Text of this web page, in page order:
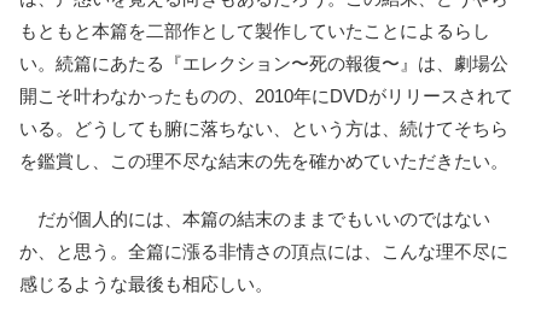
もともと本篇を二部作として製作していたことによるらし
い。続篇にあたる『エレクション〜死の報復〜』は、劇場公
開こそ叶わなかったものの、2010年にDVDがリリースされて
いる。どうしても腑に落ちない、という方は、続けてそちら
を鑑賞し、この理不尽な結末の先を確かめていただきたい。
だが個人的には、本篇の結末のままでもいいのではない
か、と思う。全篇に漲る非情さの頂点には、こんな理不尽に
感じるような最後も相応しい。